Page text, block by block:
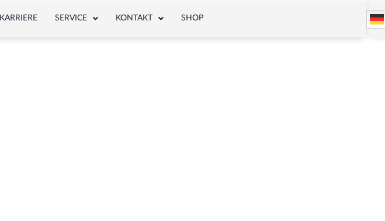
KARRIERE SERVICE KONTAKT SHOP